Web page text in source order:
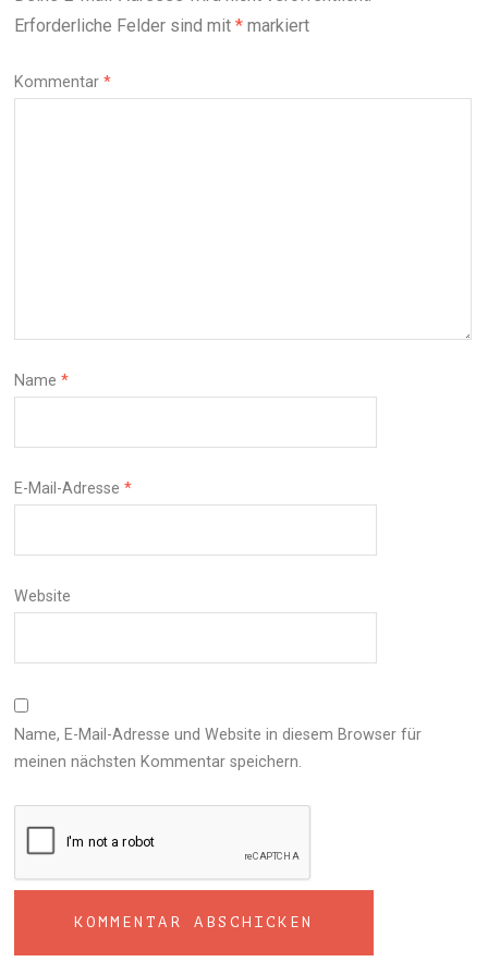
Erforderliche Felder sind mit* markiert
Kommentar*
Name*
E-Mail-Adresse*
Website
Name, E-Mail-Adresse und Website in diesem Browser für
meinen nächsten Kommentar speichern.